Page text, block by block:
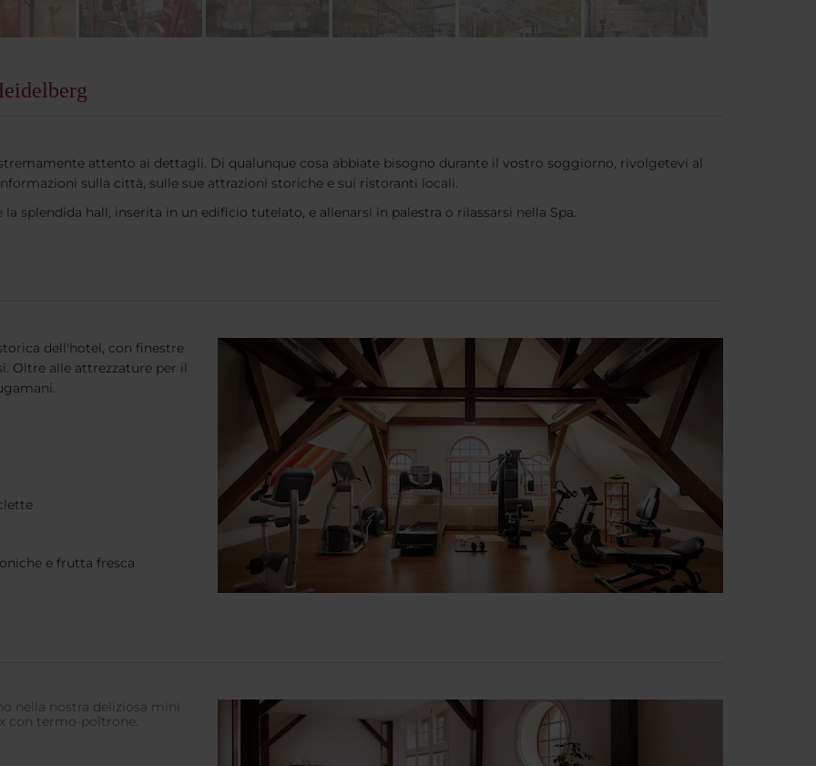
attento ai dettagli. Di qualunque cosa abbiate bisogno durante il vostro soggiorno, rivolgetevi al
sulla città, sulle sue attrazioni storiche e sui ristoranti locali.
splendida hall, inserita in un edificio tutelato, e allenarsi in palestra o rilassarsi nella Spa.
dell'hotel, con finestre
Oltre alle attrezzature per il
e frutta fresca
nella nostra deliziosa mini
con termo-poltrone.